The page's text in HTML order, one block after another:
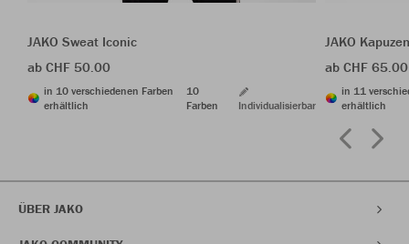
JAKO Sweat Iconic
ab CHF 50.00
in 10 verschiedenen Farben
erhältlich
10
Farben
Individualisierbar
JAKO
ab CHF 65.00
in 11
erhältlich
ÜBER JAKO